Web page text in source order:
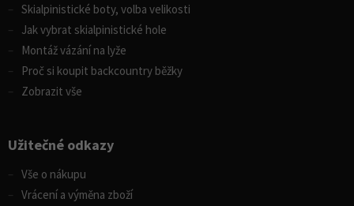
Skialpinistické boty, volba velikosti
Jak vybrat skialpinistické hole
Montáž vázání na lyže
Proč si koupit backcountry běžky
Zobrazit vše
Užitečné odkazy
Vše o nákupu
Vrácení a výměna zboží